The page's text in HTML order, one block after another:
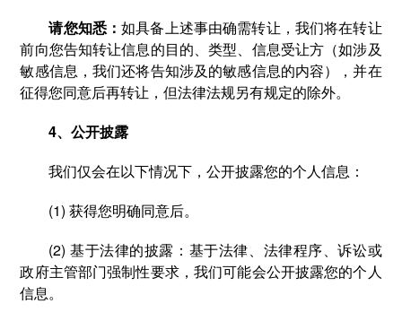
请您知悉：如具备上述事由确需转让，我们将在转让
前向您告知转让信息的目的、类型、信息受让方（如涉及
敏感信息，我们还将告知涉及的敏感信息的内容），并在
征得您同意后再转让，但法律法规另有规定的除外。
4、公开披露
我们仅会在以下情况下，公开披露您的个人信息：
(1) 获得您明确同意后。
(2) 基于法律的披露：基于法律、法律程序、诉讼或
政府主管部门强制性要求，我们可能会公开披露您的个人
信息。